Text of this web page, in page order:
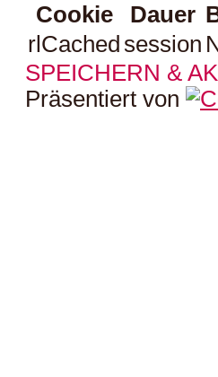
Cookie
Dauer
rlCached session
SPEICHERN &
Präsentiert von